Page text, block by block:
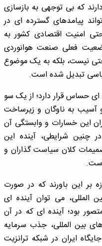
که بی توجهی به بازسازی
پیامدهای گسترده ای در
امنیت اقتصادی کشور به
فعلی صنعت هوانوردی
نیست، بلکه به یک موضوع
تبدیل شده است.
حساس قرار دارد؛ از یک سو
آسیب به ناوگان و زیرساخت
این خسارات و وابستگی آن
چنین شرایطی، آینده این
کلان سیاست گذاران و
بر این باورند که در صورت
می توان آینده ای
بود؛ آینده ای که در آن
بین المللی، جذب سرمایه
ایران در شبکه ترانزیت